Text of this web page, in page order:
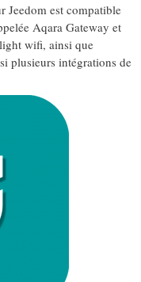
est compatible
Aqara Gateway et
wifi, ainsi que
plusieurs intégrations de